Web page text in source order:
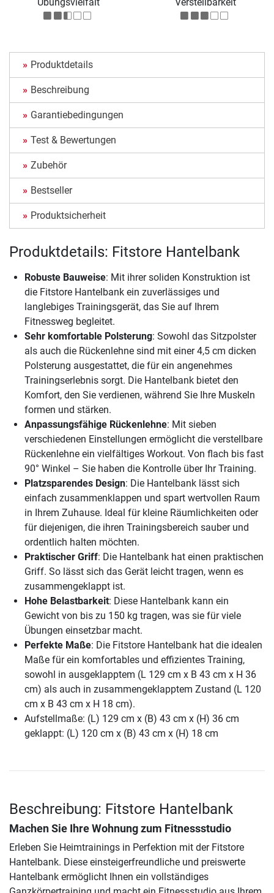
Produktdetails
Beschreibung
Garantiebedingungen
Test & Bewertungen
Zubehör
Bestseller
Produktsicherheit
Produktdetails: Fitstore Hantelbank
Robuste Bauweise: Mit ihrer soliden Konstruktion ist
die Fitstore Hantelbank ein zuverlässiges und
langlebiges Trainingsgerät, das Sie auf Ihrem
Fitnessweg begleitet.
Sehr komfortable Polsterung: Sowohl das Sitzpolster
als auch die Rückenlehne sind mit einer 4,5 cm dicken
Polsterung ausgestattet, die für ein angenehmes
Trainingserlebnis sorgt. Die Hantelbank bietet den
Komfort, den Sie verdienen, während Sie Ihre Muskeln
formen und stärken.
Anpassungsfähige Rückenlehne: Mit sieben
verschiedenen Einstellungen ermöglicht die verstellbare
Rückenlehne ein vielfältiges Workout. Von flach bis fast
90° Winkel – Sie haben die Kontrolle über Ihr Training.
Platzsparendes Design: Die Hantelbank lässt sich
einfach zusammenklappen und spart wertvollen Raum
in Ihrem Zuhause. Ideal für kleine Räumlichkeiten oder
für diejenigen, die ihren Trainingsbereich sauber und
ordentlich halten möchten.
Praktischer Griff: Die Hantelbank hat einen praktischen
Griff. So lässt sich das Gerät leicht tragen, wenn es
zusammengeklappt ist.
Hohe Belastbarkeit: Diese Hantelbank kann ein
Gewicht von bis zu 150 kg tragen, was sie für viele
Übungen einsetzbar macht.
Perfekte Maße: Die Fitstore Hantelbank hat die idealen
Maße für ein komfortables und effizientes Training,
sowohl in ausgeklapptem (L 129 cm x B 43 cm x H 36
cm) als auch in zusammengeklapptem Zustand (L 120
cm x B 43 cm x H 18 cm).
Aufstellmaße: (L) 129 cm x (B) 43 cm x (H) 36 cm
geklappt: (L) 120 cm x (B) 43 cm x (H) 18 cm
Beschreibung: Fitstore Hantelbank
Machen Sie Ihre Wohnung zum Fitnessstudio
Erleben Sie Heimtrainings in Perfektion mit der Fitstore
Hantelbank. Diese einsteigerfreundliche und preiswerte
Hantelbank ermöglicht Ihnen ein vollständiges